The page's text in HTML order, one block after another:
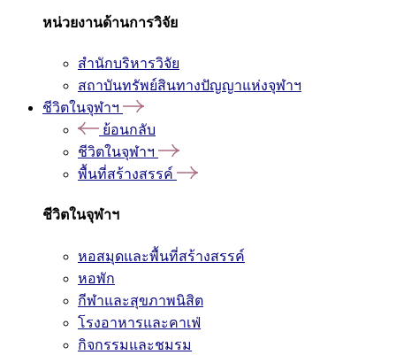
หน่วยงานด้านการวิจัย
สำนักบริหารวิจัย
สถาบันทรัพย์สินทางปัญญาแห่งจุฬาฯ
ชีวิตในจุฬาฯ
ย้อนกลับ
ชีวิตในจุฬาฯ
พื้นที่สร้างสรรค์
ชีวิตในจุฬาฯ
หอสมุดและพื้นที่สร้างสรรค์
หอพัก
กีฬาและสุขภาพนิสิต
โรงอาหารและคาเฟ่
กิจกรรมและชมรม